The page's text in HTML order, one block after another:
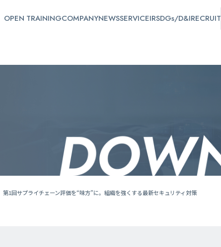
OPEN TRAININGCOMPANYNEWSSERVICEIRSDGs/D&IRECRUIT
第1回サプライチェーン評価を“味方”に。組織を強くする最新セキュリティ対策